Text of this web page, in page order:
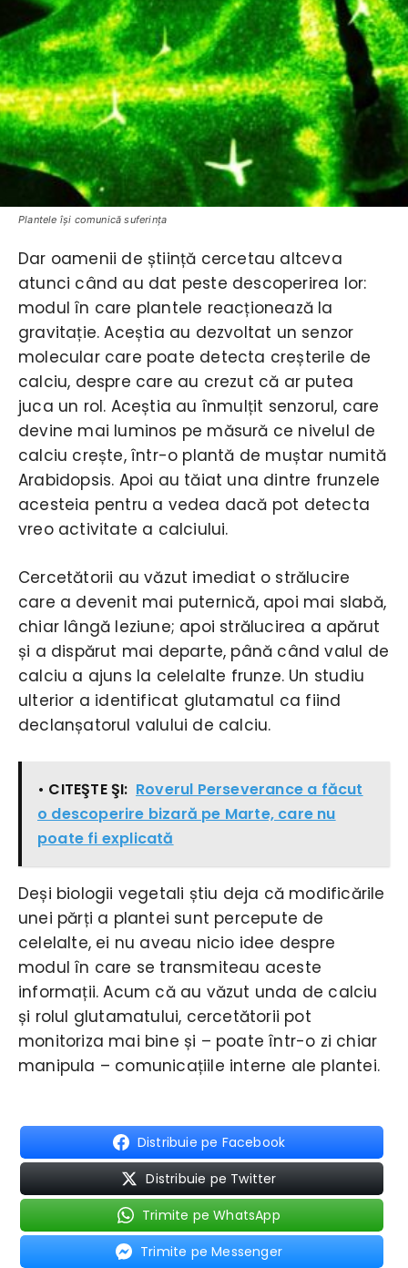
Plantele își comunică suferința
Dar oamenii de știință cercetau altceva
atunci când au dat peste descoperirea lor:
modul în care plantele reacționează la
gravitație. Aceștia au dezvoltat un senzor
molecular care poate detecta creșterile de
calciu, despre care au crezut că ar putea
juca un rol. Aceștia au înmulțit senzorul, care
devine mai luminos pe măsură ce nivelul de
calciu crește, într-o plantă de muștar numită
Arabidopsis. Apoi au tăiat una dintre frunzele
acesteia pentru a vedea dacă pot detecta
vreo activitate a calciului.
Cercetătorii au văzut imediat o strălucire
care a devenit mai puternică, apoi mai slabă,
chiar lângă leziune; apoi strălucirea a apărut
și a dispărut mai departe, până când valul de
calciu a ajuns la celelalte frunze. Un studiu
ulterior a identificat glutamatul ca fiind
declanșatorul valului de calciu.
• CITEŞTE ŞI: Roverul Perseverance a făcut
o descoperire bizară pe Marte, care nu
poate fi explicată
Deși biologii vegetali știu deja că modificările
unei părți a plantei sunt percepute de
celelalte, ei nu aveau nicio idee despre
modul în care se transmiteau aceste
informații. Acum că au văzut unda de calciu
și rolul glutamatului, cercetătorii pot
monitoriza mai bine și – poate într-o zi chiar
manipula – comunicațiile interne ale plantei.
Distribuie pe Facebook
Distribuie pe Twitter
Trimite pe WhatsApp
Trimite pe Messenger